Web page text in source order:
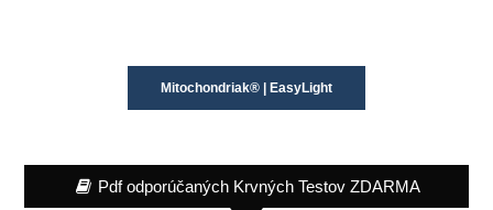
Mitochondriak® | EasyLight
Pdf odporúčaných Krvných Testov ZDARMA